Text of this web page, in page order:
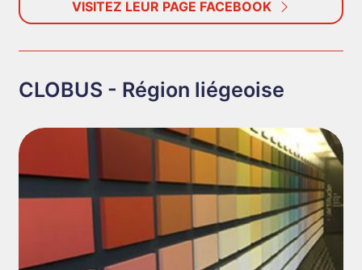
VISITEZ LEUR PAGE FACEBOOK
CLOBUS - Région liégeoise